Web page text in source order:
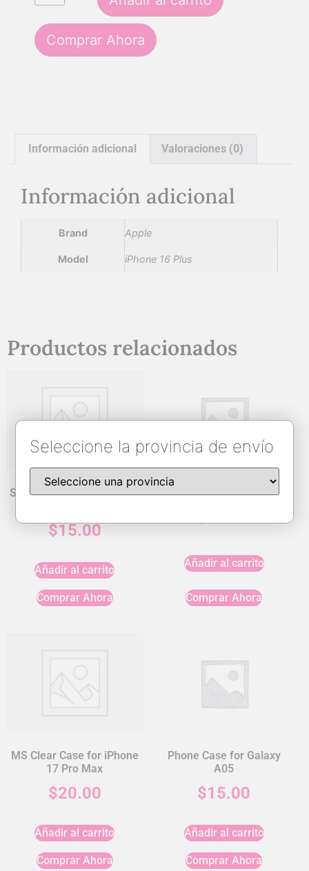
Comprar Ahora
Información adicional Valoraciones (0)
Información adicional
Brand Apple
Model iPhone 16 Plus
Productos relacionados
Samsung Galaxy A56/A36
$15.00
Añadir al carrito
Comprar Ahora
Power Bank (10000 mAh)
Añadir al carrito
Comprar Ahora
MS Clear Case for iPhone
17 Pro Max
$20.00
Añadir al carrito
Comprar Ahora
Phone Case for Galaxy
A05
$15.00
Añadir al carrito
Comprar Ahora
Seleccione la provincia de envío